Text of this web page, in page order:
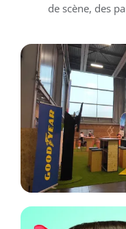
de scène, des